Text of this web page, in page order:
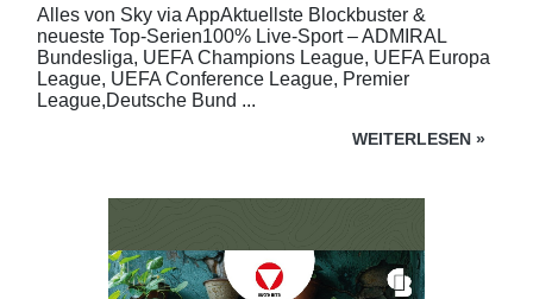
Alles von Sky via AppAktuellste Blockbuster &
neueste Top-Serien100% Live-Sport – ADMIRAL
Bundesliga, UEFA Champions League, UEFA Europa
League, UEFA Conference League, Premier
League,Deutsche Bund ...
WEITERLESEN »